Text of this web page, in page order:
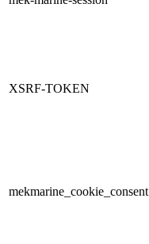
XSRF-TOKEN
mekmarine_cookie_consent